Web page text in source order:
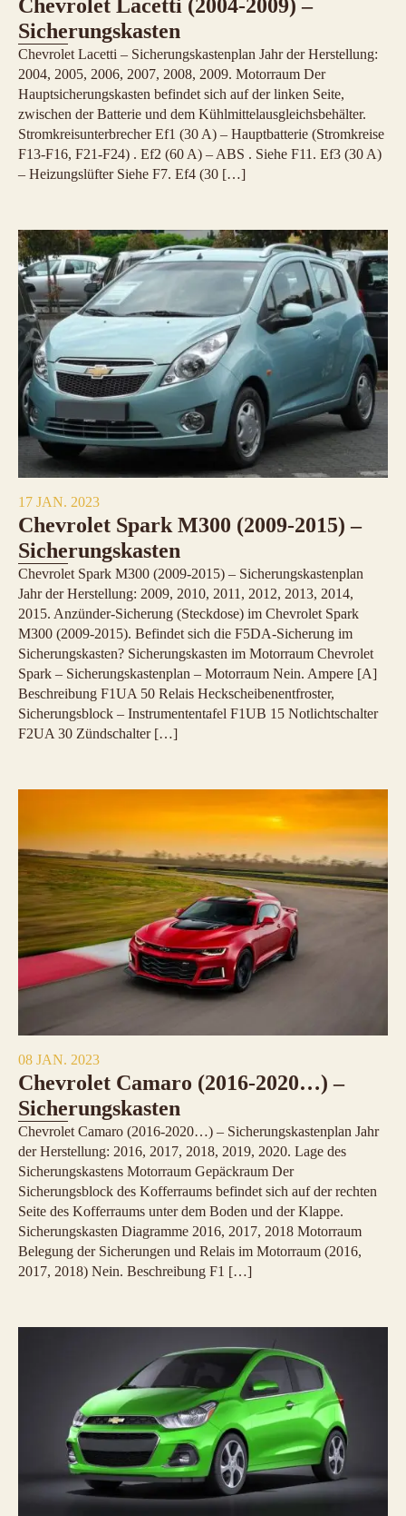
Chevrolet Lacetti (2004-2009) –
Sicherungskasten
Chevrolet Lacetti – Sicherungskastenplan Jahr der Herstellung:
2004, 2005, 2006, 2007, 2008, 2009. Motorraum Der
Hauptsicherungskasten befindet sich auf der linken Seite,
zwischen der Batterie und dem Kühlmittelausgleichsbehälter.
Stromkreisunterbrecher Ef1 (30 A) – Hauptbatterie (Stromkreise
F13-F16, F21-F24) . Ef2 (60 A) – ABS . Siehe F11. Ef3 (30 A)
– Heizungslüfter Siehe F7. Ef4 (30 […]
17 JAN. 2023
Chevrolet Spark M300 (2009-2015) –
Sicherungskasten
Chevrolet Spark M300 (2009-2015) – Sicherungskastenplan
Jahr der Herstellung: 2009, 2010, 2011, 2012, 2013, 2014,
2015. Anzünder-Sicherung (Steckdose) im Chevrolet Spark
M300 (2009-2015). Befindet sich die F5DA-Sicherung im
Sicherungskasten? Sicherungskasten im Motorraum Chevrolet
Spark – Sicherungskastenplan – Motorraum Nein. Ampere [A]
Beschreibung F1UA 50 Relais Heckscheibenentfroster,
Sicherungsblock – Instrumententafel F1UB 15 Notlichtschalter
F2UA 30 Zündschalter […]
08 JAN. 2023
Chevrolet Camaro (2016-2020…) –
Sicherungskasten
Chevrolet Camaro (2016-2020…) – Sicherungskastenplan Jahr
der Herstellung: 2016, 2017, 2018, 2019, 2020. Lage des
Sicherungskastens Motorraum Gepäckraum Der
Sicherungsblock des Kofferraums befindet sich auf der rechten
Seite des Kofferraums unter dem Boden und der Klappe.
Sicherungskasten Diagramme 2016, 2017, 2018 Motorraum
Belegung der Sicherungen und Relais im Motorraum (2016,
2017, 2018) Nein. Beschreibung F1 […]